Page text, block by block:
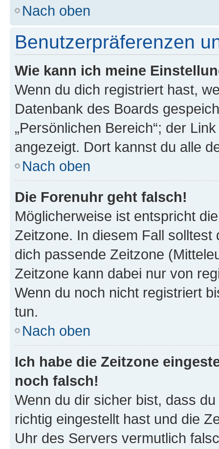
Nach oben
Benutzerpräferenzen
Wie kann ich meine
Wenn du dich registriert hast,
Datenbank des Boards
„Persönlichen Bereich“; der
angezeigt. Dort kannst du alle
Nach oben
Die Forenuhr geht falsch!
Möglicherweise ist entspricht
Zeitzone. In diesem Fall solltest
dich passende Zeitzone
Zeitzone kann dabei nur von
Wenn du noch nicht registriert
tun.
Nach oben
Ich habe die Zeitzone
noch falsch!
Wenn du dir sicher bist, dass
richtig eingestellt hast und die
Uhr des Servers vermutlich